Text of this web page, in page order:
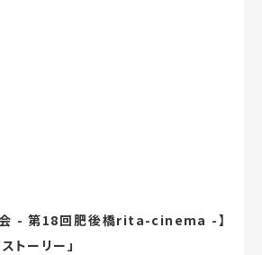
会 - 第18回肥後橋rita-cinema -】
トーリー」